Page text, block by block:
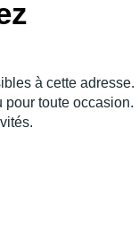
à cette adresse.
pour toute occasion.